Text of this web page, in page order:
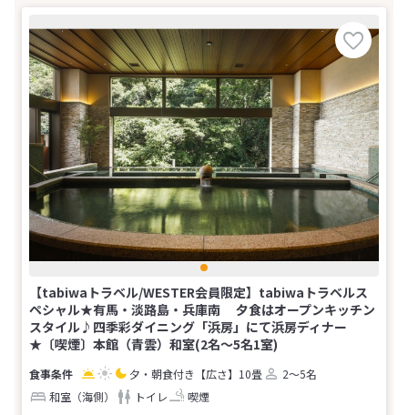
【tabiwaトラベル/WESTER会員限定】tabiwaトラベルス
ペシャル★有馬・淡路島・兵庫南 夕食はオープンキッチン
スタイル♪四季彩ダイニング「浜房」にて浜房ディナー
★〔喫煙〕本館（青雲）和室(2名～5名1室)
夕・朝食付き 【広さ】10畳
2～5名
和室（海側）
トイレ 喫煙